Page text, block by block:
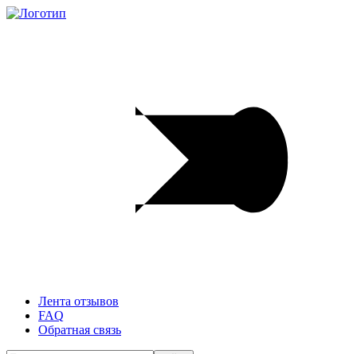
Лента отзывов
FAQ
Обратная связь